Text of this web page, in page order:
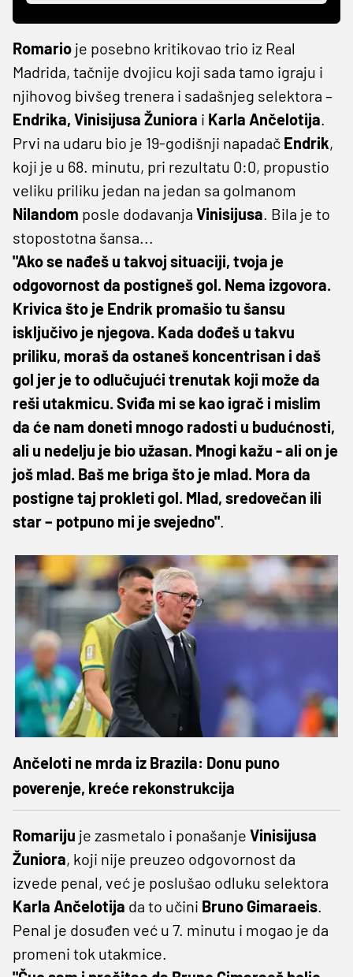
Romario je posebno kritikovao trio iz Real
Madrida, tačnije dvojicu koji sada tamo igraju i
njihovog bivšeg trenera i sadašnjeg selektora –
Endrika, Vinisijusa Žuniora i Karla Ančelotija.
Prvi na udaru bio je 19-godišnji napadač Endrik,
koji je u 68. minutu, pri rezultatu 0:0, propustio
veliku priliku jedan na jedan sa golmanom
Nilandom posle dodavanja Vinisijusa. Bila je to
stopostotna šansa...
"Ako se nađeš u takvoj situaciji, tvoja je
odgovornost da postigneš gol. Nema izgovora.
Krivica što je Endrik promašio tu šansu
isključivo je njegova. Kada dođeš u takvu
priliku, moraš da ostaneš koncentrisan i daš
gol jer je to odlučujući trenutak koji može da
reši utakmicu. Sviđa mi se kao igrač i mislim
da će nam doneti mnogo radosti u budućnosti,
ali u nedelju je bio užasan. Mnogi kažu - ali on je
još mlad. Baš me briga što je mlad. Mora da
postigne taj prokleti gol. Mlad, sredovečan ili
star – potpuno mi je svejedno".
Ančeloti ne mrda iz Brazila: Donu puno
poverenje, kreće rekonstrukcija
Romariju je zasmetalo i ponašanje Vinisijusa
Žuniora, koji nije preuzeo odgovornost da
izvede penal, već je poslušao odluku selektora
Karla Ančelotija da to učini Bruno Gimaraeis.
Penal je dosuđen već u 7. minutu i mogao je da
promeni tok utakmice.